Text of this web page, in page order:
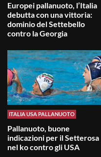
Europei pallanuoto, l’Italia
debutta con una vittoria:
dominio del Settebello
contro la Georgia
ITALIA USA PALLANUOTO
Pallanuoto, buone
indicazioni per il Setterosa
nel ko contro gli USA